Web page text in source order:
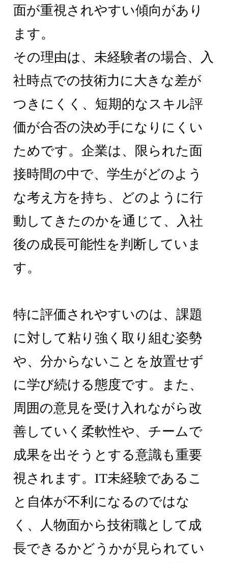
面が重視されやすい傾向があり
ます。
その理由は、未経験者の場合、入
社時点での技術力に大きな差が
つきにくく、短期的なスキル評
価が合否の決め手になりにくい
ためです。企業は、限られた面
接時間の中で、学生がどのよう
な考え方を持ち、どのように行
動してきたのかを通じて、入社
後の成長可能性を判断していま
す。
特に評価されやすいのは、課題
に対して粘り強く取り組む姿勢
や、分からないことを放置せず
に学び続ける態度です。また、
周囲の意見を受け入れながら改
善していく柔軟性や、チームで
成果を出そうとする意識も重要
視されます。IT未経験であるこ
と自体が不利になるのではな
く、人物面から技術職として成
長できるかどうかが見られてい